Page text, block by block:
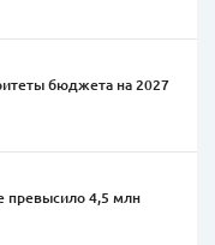
бюджета на 2027
превысило 4,5 млн